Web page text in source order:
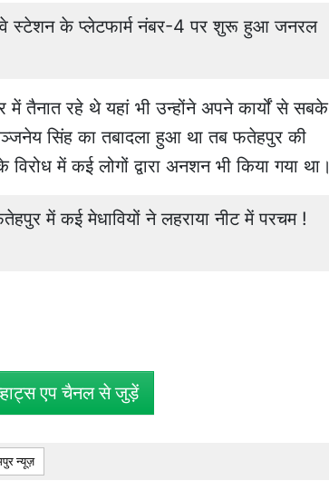
स्टेशन के प्लेटफार्म नंबर-4 पर शुरू हुआ जनरल
तैनात रहे थे यहां भी उन्होंने अपने कार्यों से सबके
सिंह का तबादला हुआ था तब फतेहपुर की
में कई लोगों द्वारा अनशन भी किया गया था।
में कई मेधावियों ने लहराया नीट में परचम !
एप चैनल से जुड़ें
न्यूज़